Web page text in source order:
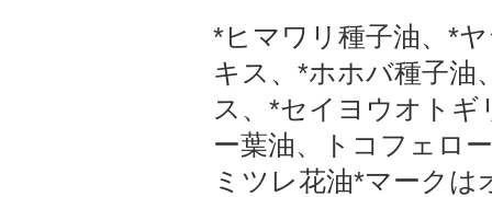
*ヒマワリ種子油、*
キス、*ホホバ種子油
ス、*セイヨウオト
ー葉油、トコフェロ
ミツレ花油*マーク